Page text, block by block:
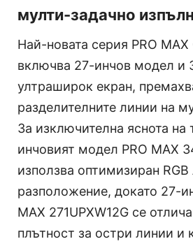
мулти-задачно
Най-новата серия PRO MAX
включва 27-инчов модел и
ултраширок екран,
разделителните линии на
За изключителна яснота на
инчовият модел PRO MAX
използва оптимизиран RGB
разположение, докато 27-
MAX 271UPXW12G се
плътност за остри линии и